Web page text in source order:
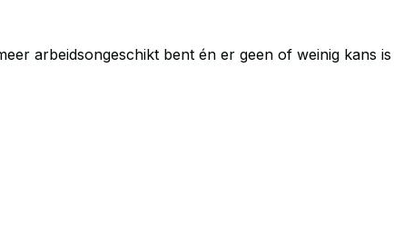
arbeidsongeschikt bent én er geen of weinig kans